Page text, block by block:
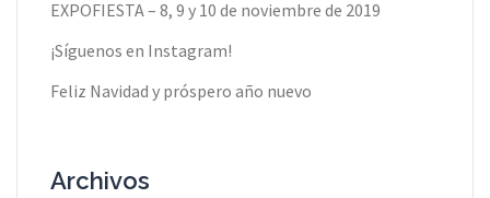
EXPOFIESTA – 8, 9 y 10 de noviembre de 2019
¡Síguenos en Instagram!
Feliz Navidad y próspero año nuevo
Archivos